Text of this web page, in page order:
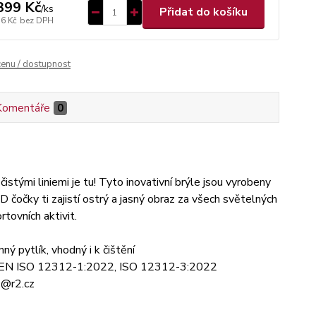
Kč/ks
Kč bez DPH
Přidat do košíku
/ dostupnost
0
liniemi je tu! Tyto inovativní brýle jsou vyrobeny
čočky ti zajistí ostrý a jasný obraz za všech světelných
aktivit.
pytlík, vhodný i k čištění
ISO 12312-1:2022, ISO 12312-3:2022